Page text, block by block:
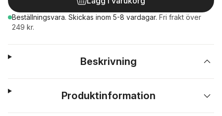
Beställningsvara. Skickas inom 5-8 vardagar. Fri frakt över
249 kr.
Beskrivning
Produktinformation